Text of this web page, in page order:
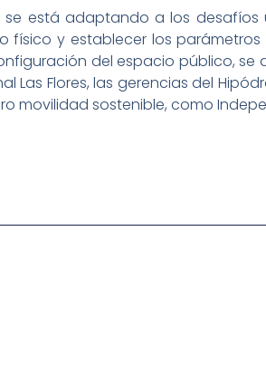
está adaptando a los
físico y establecer los
del espacio público, se
Las Flores, las gerencias del
movilidad sostenible, como